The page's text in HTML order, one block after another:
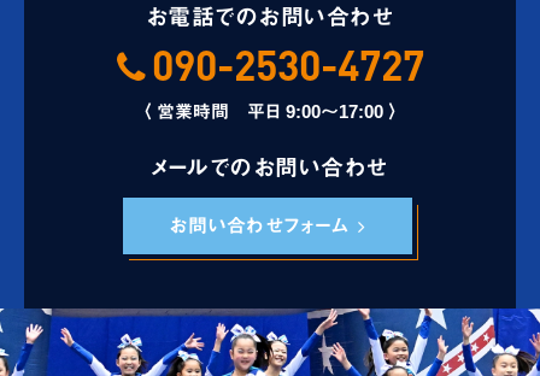
お電話でのお問い合わせ
090-2530-4727
〈 営業時間 平日 9:00～17:00 〉
メールでのお問い合わせ
お問い合わせフォーム